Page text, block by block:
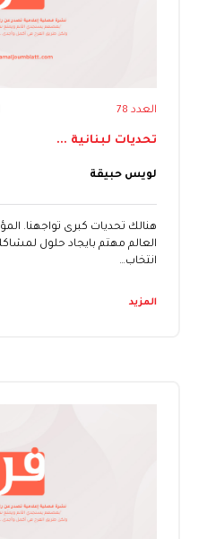
العدد 78
تحديات لبنانية ...
لويس حبيقة
هنالك تحديات كبرى تواجهنا.
العالم مهتم بايجاد حلول
انتخاب…
المزيد